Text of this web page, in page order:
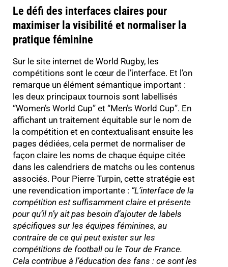
Le défi des interfaces claires pour
maximiser la visibilité et normaliser la
pratique féminine
Sur le site internet de World Rugby, les
compétitions sont le cœur de l’interface. Et l’on
remarque un élément sémantique important :
les deux principaux tournois sont labellisés
“Women’s World Cup” et “Men’s World Cup”. En
affichant un traitement équitable sur le nom de
la compétition et en contextualisant ensuite les
pages dédiées, cela permet de normaliser de
façon claire les noms de chaque équipe citée
dans les calendriers de matchs ou les contenus
associés. Pour Pierre Turpin, cette stratégie est
une revendication importante : “L’interface de la
compétition est suffisamment claire et présente
pour qu’il n’y ait pas besoin d’ajouter de labels
spécifiques sur les équipes féminines, au
contraire de ce qui peut exister sur les
compétitions de football ou le Tour de France.
Cela contribue à l’éducation des fans : ce sont les